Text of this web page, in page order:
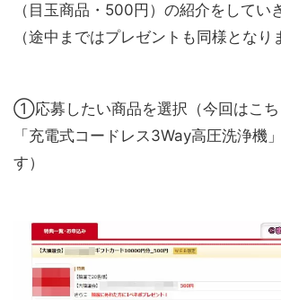
（目玉商品・500円）の紹介をしてい
（途中まではプレゼントも同様となり
①応募したい商品を選択（今回はこ
「充電式コードレス3Way高圧洗浄機
す）